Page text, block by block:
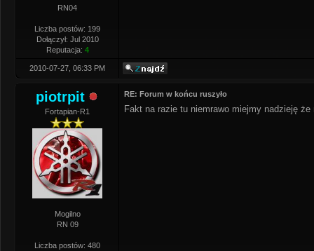
RN04
Liczba postów: 199
Dołączył: Jul 2010
Reputacja: 4
2010-07-27, 06:33 PM
piotrpit
Fortapian-R1
Mogilno
RN 09
Liczba postów: 480
RE: Forum w końcu ruszyło
Fakt na razie tu niemrawo miejmy nadzieję że